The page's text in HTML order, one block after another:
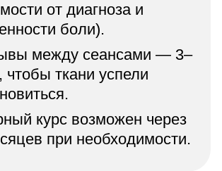
от диагноза и
боли).
между сеансами — 3–
чтобы ткани успели
курс возможен через
при необходимости.